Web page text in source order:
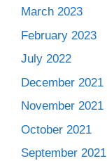
March 2023
February 2023
July 2022
December 2021
November 2021
October 2021
September 2021